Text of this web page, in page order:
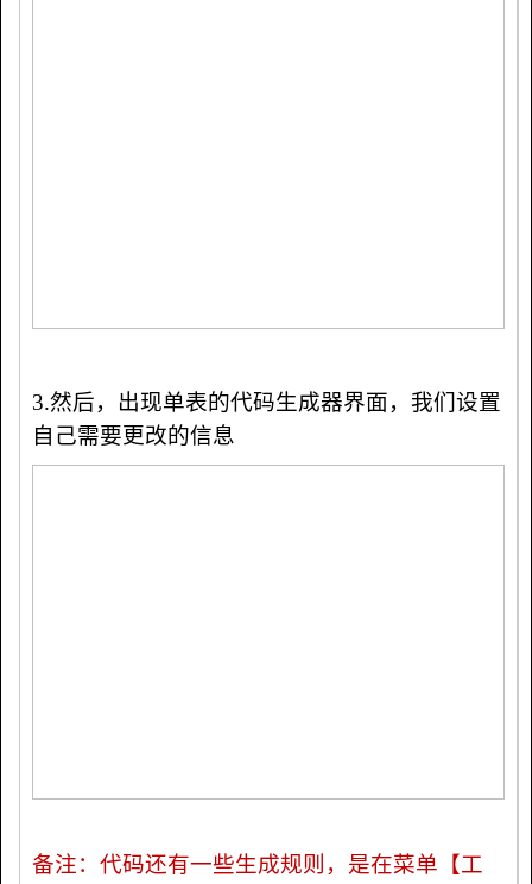
3.然后，出现单表的代码生成器界面，我们设置
自己需要更改的信息
备注：代码还有一些生成规则，是在菜单【工